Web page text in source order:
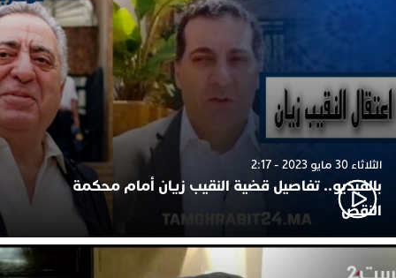
الثلاثاء 30 مايو 2023 - 2:17
بالفيديو.. تفاصيل قضية النقيب زيان أمام محكمة
النقض